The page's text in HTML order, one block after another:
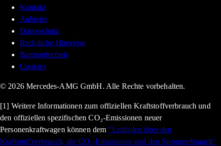
Kontakt
Anbieter
Datenschutz
Rechtliche Hinweise
Barrierefreiheit
Cookies
© 2026 Mercedes-AMG GmbH. Alle Rechte vorbehalten.
[1] Weitere Informationen zum offiziellen Kraftstoffverbrauch und
den offiziellen spezifischen CO₂-Emissionen neuer
Personenkraftwagen können dem "Leitfaden über den
Kraftstoffverbrauch, die CO₂-Emissionen und den Stromverbrauch"